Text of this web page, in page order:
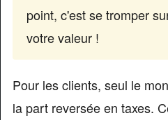
point, c'est se tromper
votre valeur !
Pour les clients, seul le
la part reversée en taxes.